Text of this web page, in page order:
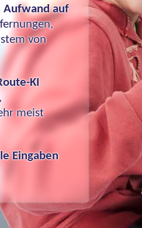
Aufwand auf
von
KI
meist
Eingaben